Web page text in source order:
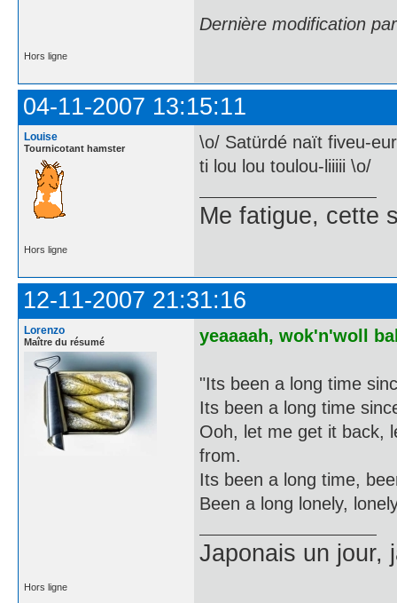
Dernière modification
Hors ligne
04-11-2007 13:15:11
Louise
Tournicotant hamster
\o/ Satürdé naït fiveu-
ti lou lou toulou-liiiii \o/
Me fatigue, cette
Hors ligne
12-11-2007 21:31:16
Lorenzo
Maître du résumé yeaaaah, wok'n'woll
"Its been a long time
Its been a long time
Ooh, let me get it back,
from.
Its been a long time,
Been a long lonely,
Japonais un jour,
Hors ligne